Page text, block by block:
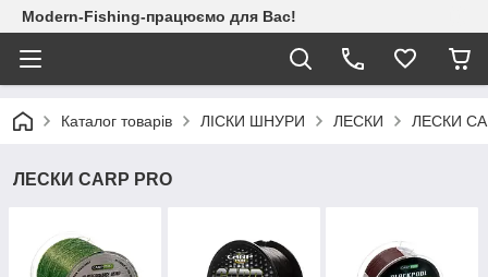
Modern-Fishing-працюємо для Вас!
Каталог товарів ЛІСКИ ШНУРИ ЛЕСКИ ЛЕСКИ
ЛЕСКИ CARP PRO